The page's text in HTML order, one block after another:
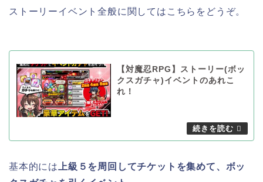
ストーリーイベント全般に関してはこちらをどうぞ。
【対魔忍RPG】ストーリー(ボッ
クスガチャ)イベントのあれこ
れ！
基本的には
上級５を周回してチケットを集めて、ボッ